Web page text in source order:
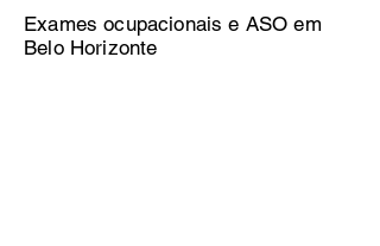
Exames ocupacionais e ASO em
Belo Horizonte